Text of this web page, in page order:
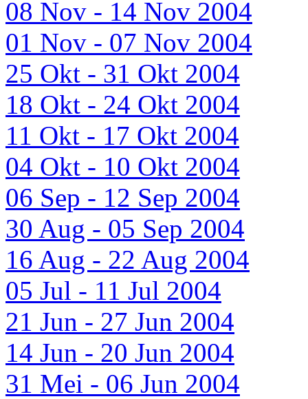
08 Nov - 14 Nov 2004
01 Nov - 07 Nov 2004
25 Okt - 31 Okt 2004
18 Okt - 24 Okt 2004
11 Okt - 17 Okt 2004
04 Okt - 10 Okt 2004
06 Sep - 12 Sep 2004
30 Aug - 05 Sep 2004
16 Aug - 22 Aug 2004
05 Jul - 11 Jul 2004
21 Jun - 27 Jun 2004
14 Jun - 20 Jun 2004
31 Mei - 06 Jun 2004